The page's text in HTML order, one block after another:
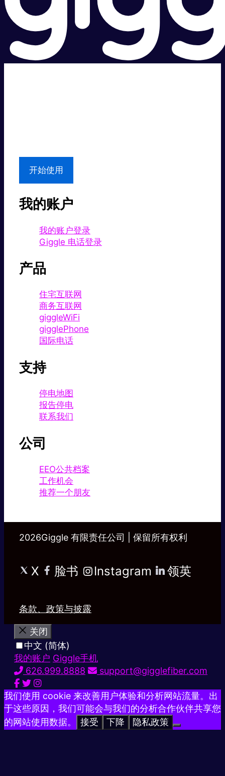
开始使用
我的账户
我的账户登录
Giggle 电话登录
产品
住宅互联网
商务互联网
giggleWiFi
gigglePhone
国际电话
支持
停电地图
报告停电
联系我们
公司
EEO公共档案
工作机会
推荐一个朋友
2026Giggle 有限责任公司 | 保留所有权利
X 脸书 Instagram 领英
条款、政策与披露
关闭
中文 (简体)
我的账户 Giggle手机
626.999.8888
support@gigglefiber.com
我们使用 cookie 来改善用户体验和分析网站流量。出
于这些原因，我们可能会与我们的分析合作伙伴共享您
的网站使用数据。
接受 下降 隐私政策